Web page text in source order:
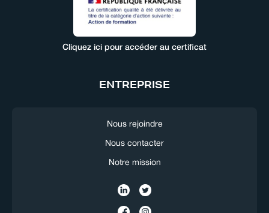
Cliquez ici pour accéder au certificat
ENTREPRISE
Nous rejoindre
Nous contacter
Notre mission